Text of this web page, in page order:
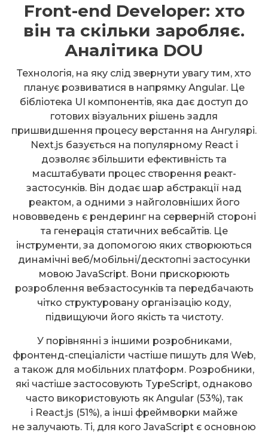
Front-end Developer: хто
він та скільки заробляє.
Аналітика DOU
Технологія, на яку слід звернути увагу тим, хто
планує розвиватися в напрямку Angular. Це
бібліотека UI компонентів, яка дає доступ до
готових візуальних рішень задля
пришвидшення процесу верстання на Ангулярі.
Next.js базується на популярному React і
дозволяє збільшити ефективність та
масштабувати процес створення реакт-
застосунків. Він додає шар абстракції над
реактом, а одними з найголовніших його
нововведень є рендеринг на серверній стороні
та генерація статичних вебсайтів. Це
інструменти, за допомогою яких створюються
динамічні веб/мобільні/десктопні застосунки
мовою JavaScript. Вони прискорюють
розроблення вебзастосунків та передбачають
чітко структуровану організацію коду,
підвищуючи його якість та чистоту.
У порівнянні з іншими розробниками,
фронтенд-спеціалісти частіше пишуть для Web,
а також для мобільних платформ. Розробники,
які частіше застосовують TypeScript, однаково
часто використовують як Angular (53%), так
і React.js (51%), а інші фреймворки майже
не залучають. Ті, для кого JavaScript є основною